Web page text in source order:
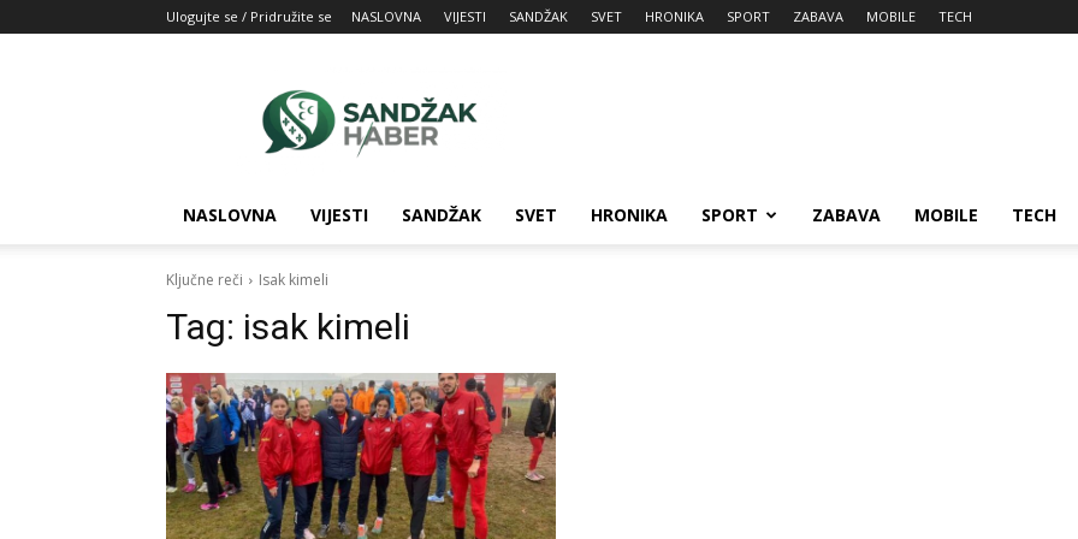
Ulogujte se / Pridružite se NASLOVNA VIJESTI SANDŽAK SVET HRONIKA SPORT ZABAVA MOBILE TECH
Vaš
izvor
NASLOVNA VIJESTI SANDŽAK SVET HRONIKA SPORT ZABAVA MOBILE TECH
Ključne reči Isak kimeli
Tag: isak kimeli